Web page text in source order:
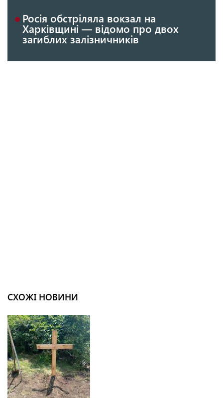
Росія обстріляла вокзал на
Харківщині — відомо про двох
загиблих залізничників
СХОЖІ НОВИНИ